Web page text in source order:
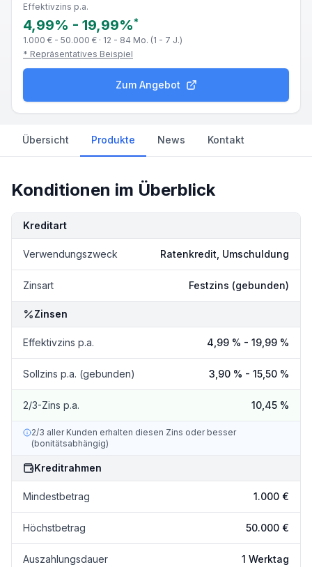
Effektivzins p.a.
4,99% - 19,99%*
1.000 € - 50.000 € · 12 - 84 Mo. (1 - 7 J.)
* Repräsentatives Beispiel
Zum Angebot
Übersicht Produkte News Kontakt
Konditionen im Überblick
KonditionDetails
Kreditart
Verwendungszweck Ratenkredit, Umschuldung
Zinsart Festzins (gebunden)
Zinsen
Effektivzins p.a. 4,99 % - 19,99 %
Sollzins p.a. (gebunden) 3,90 % - 15,50 %
2/3-Zins p.a. 10,45 %
2/3 aller Kunden erhalten diesen Zins oder besser
(bonitätsabhängig)
Kreditrahmen
Mindestbetrag 1.000 €
Höchstbetrag 50.000 €
Auszahlungsdauer 1 Werktag